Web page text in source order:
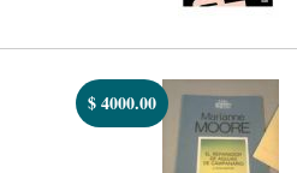
$4000.00